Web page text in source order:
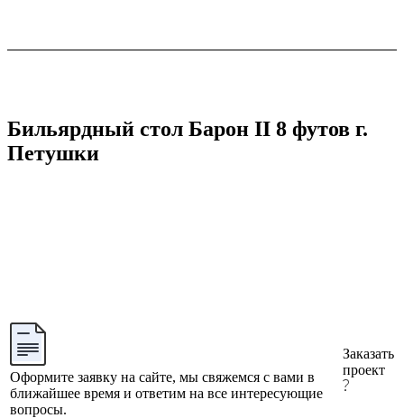
Бильярдный стол Барон II 8 футов г.
Петушки
Оформите заявку на сайте, мы свяжемся с вами в
ближайшее время и ответим на все интересующие
вопросы.
Заказать
проект